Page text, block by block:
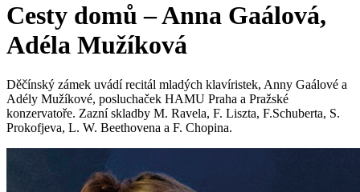
Cesty domů – Anna Gaálová,
Adéla Mužíková
Děčínský zámek uvádí recitál mladých klavíristek, Anny Gaálové a
Adély Mužíkové, posluchaček HAMU Praha a Pražské
konzervatoře. Zazní skladby M. Ravela, F. Liszta, F.Schuberta, S.
Prokofjeva, L. W. Beethovena a F. Chopina.